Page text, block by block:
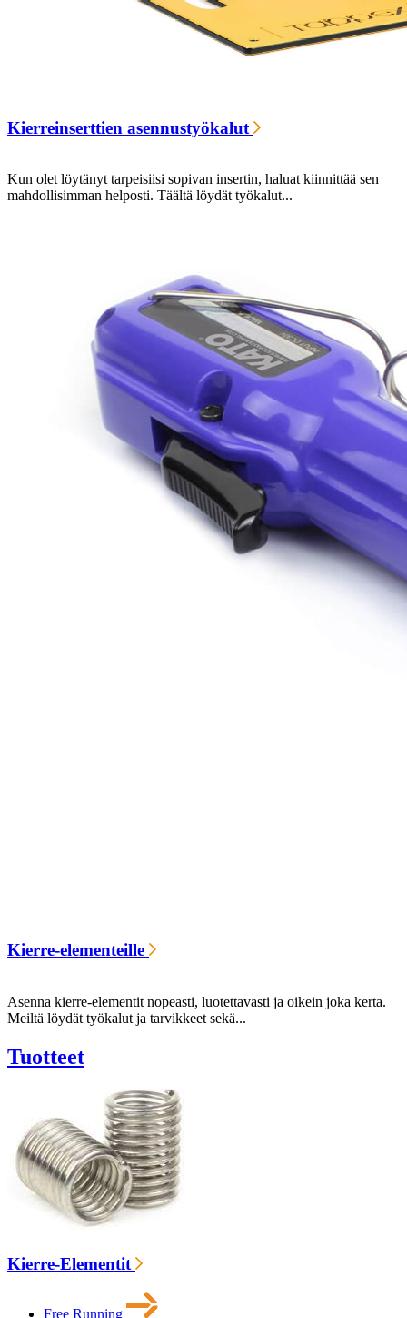
Kierreinserttien asennustyökalut
Kun olet löytänyt tarpeisiisi sopivan insertin, haluat kiinnittää sen
mahdollisimman helposti. Täältä löydät työkalut...
Kierre-elementeille
Asenna kierre-elementit nopeasti, luotettavasti ja oikein joka kerta.
Meiltä löydät työkalut ja tarvikkeet sekä...
Tuotteet
Kierre-Elementit
Free Running